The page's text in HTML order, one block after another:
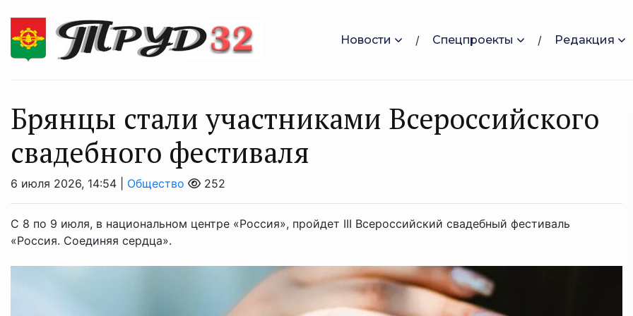
Новости Спецпроекты Редакция
Брянцы стали участниками Всероссийского
свадебного фестиваля
6 июля 2026, 14:54 | Общество 252
С 8 по 9 июля, в национальном центре «Россия», пройдет III Всероссийский свадебный фестиваль
«Россия. Соединяя сердца».